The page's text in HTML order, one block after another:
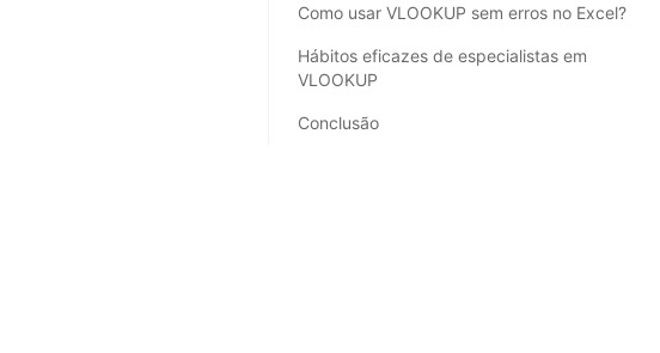
Como usar VLOOKUP sem erros no Excel?
Hábitos eficazes de especialistas em
VLOOKUP
Conclusão